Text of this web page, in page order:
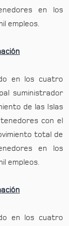
en los
empleos.
en los cuatro
suministrador
de las Islas
con el
total de
en los
empleos.
en los cuatro